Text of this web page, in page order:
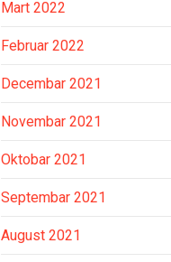
Mart 2022
Februar 2022
Decembar 2021
Novembar 2021
Oktobar 2021
Septembar 2021
August 2021